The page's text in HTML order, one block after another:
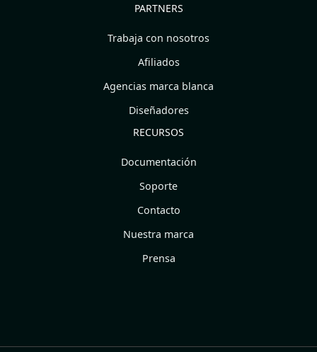
PARTNERS
Trabaja con nosotros
Afiliados
Agencias marca blanca
Diseñadores
RECURSOS
Documentación
Soporte
Contacto
Nuestra marca
Prensa